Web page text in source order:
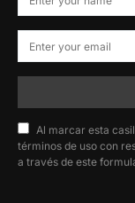
Al marcar esta
términos de uso con
a través de este